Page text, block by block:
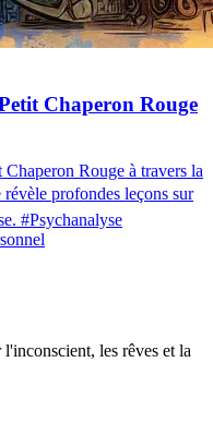
Chaperon Rouge
Rouge à travers la
profondes leçons sur
#Psychanalyse
les rêves et la